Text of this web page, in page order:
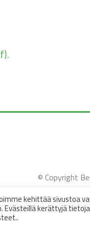
©️ Copyright
kehittää sivustoa
kerättyjä